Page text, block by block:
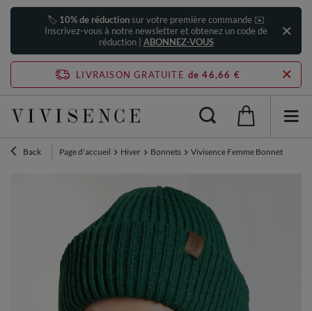
🏷️ 10% de réductionsur votre première commande ✉️
Inscrivez-vous à notre newsletter et obtenez un code de
réduction | ABONNEZ-VOUS
LIVRAISON GRATUITE de 46,66 €
Back Page d'accueil Hiver Bonnets Vivisence Femme Bonnet Hiver